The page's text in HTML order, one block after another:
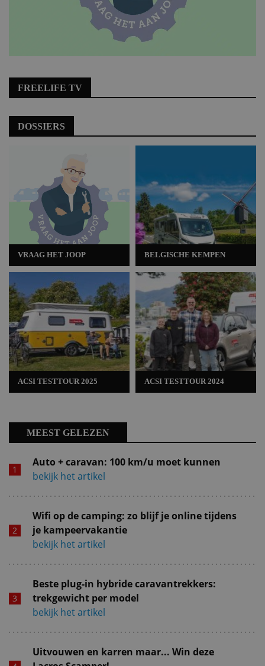
FREELIFE TV
DOSSIERS
VRAAG HET JOOP
ACSI TESTTOUR 2025
BELGISCHE KEMPEN
ACSI TESTTOUR 2024
MEEST GELEZEN
Auto + caravan: 100 km/u moet kunnen
bekijk het artikel
Wifi op de camping: zo blijf je online tijdens
je kampeervakantie
bekijk het artikel
Beste plug-in hybride caravantrekkers:
trekgewicht per model
bekijk het artikel
Uitvouwen en karren maar... Win deze